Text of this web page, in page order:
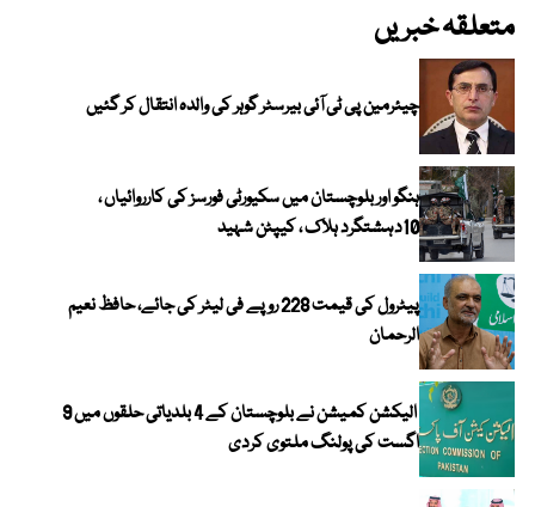
متعلقہ خبریں
چیئرمین پی ٹی آئی بیرسٹر گوہر کی والدہ انتقال کر گئیں
ہنگو اور بلوچستان میں سکیورٹی فورسز کی کارروائیاں ،
10دہشتگرد ہلاک ، کیپٹن شہید
پیٹرول کی قیمت 228 روپے فی لیٹر کی جائے، حافظ نعیم
الرحمان
الیکشن کمیشن نے بلوچستان کے 4 بلدیاتی حلقوں میں 9
اگست کی پولنگ ملتوی کردی